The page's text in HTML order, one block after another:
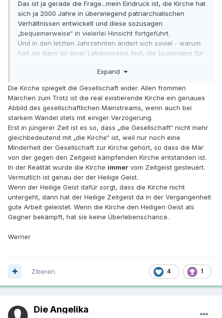
Das ist ja gerade die Frage...mein Eindruck ist, die Kirche hat
sich ja 2000 Jahre in überwiegend patriarchialischen
Verhältnissen entwickelt und diese sozusagen
„bequemerweise“ in vielerlei Hinsicht fortgeführt.
Und in den letzten Jahrzehnten ändert sich soviel - warum
hält sie dann an einer Lebensweise fest, die (zumindest für
Dass die Menschheit ihre Frauen in endlosen
vielen Kulturen die Normalität der sesshaften
Agrargesellschaften gewesen - mein Eindruck ist halt, dass
diese Haltung eigentlich von einer moderne Kirche ohne
innere Schwierigkeit abgelegt und sogar kritisch betrachtet
werden könnte.
Durchaus auch in Bezug auf die Weihe übrigens.
Expand
Die Kirche spiegelt die Gesellschaft wider. Allen frommen
Märchen zum Trotz ist die real existierende Kirche ein genaues
Abbild des gesellschaftlichen Mainstreams, wenn auch bei
starkem Wandel stets mit einiger Verzögerung.
Erst in jüngerer Zeit ist es so, dass „die Gesellschaft“ nicht mehr
gleichbedeutend mit „die Kirche“ ist, weil nur noch eine
Minderheit der Gesellschaft zur Kirche gehört, so dass die Mär
von der gegen den Zeitgeist kämpfenden Kirche entstanden ist.
In der Realität wurde die Kirche immer vom Zeitgeist gesteuert.
Vermutlich ist genau der der Heilige Geist.
Wenn der Heilige Geist dafür sorgt, dass die Kirche nicht
untergeht, dann hat der Heilige Zeitgeist da in der Vergangenheit
gute Arbeit geleistet. Wenn die Kirche den Heiligen Geist als
Gegner bekämpft, hat sie keine Überlebenschance.
Werner
4 1
Zitieren
Die Angelika